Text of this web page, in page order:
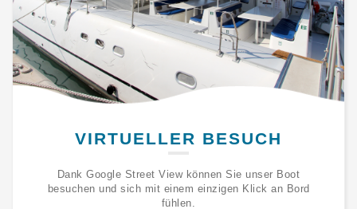
VIRTUELLER BESUCH
Dank Google Street View können Sie unser Boot
besuchen und sich mit einem einzigen Klick an Bord
fühlen.